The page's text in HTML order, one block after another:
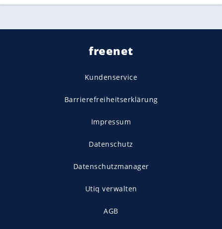
freenet
Kundenservice
Barrierefreiheitserklärung
Impressum
Datenschutz
Datenschutzmanager
Utiq verwalten
AGB